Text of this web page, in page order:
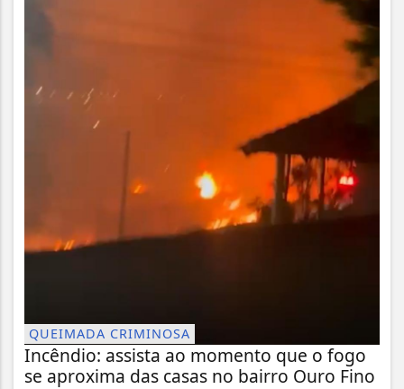
QUEIMADA CRIMINOSA
Incêndio: assista ao momento que o fogo
se aproxima das casas no bairro Ouro Fino